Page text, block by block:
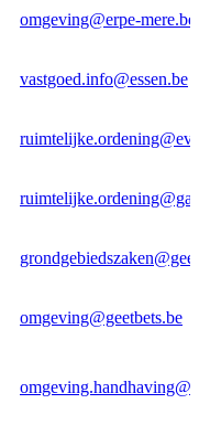
omgeving@erpe-mere.be
vastgoed.info@essen.be
omgeving@geetbets.be